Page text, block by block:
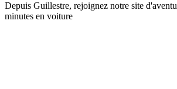
Depuis Guillestre, rejoignez notre site
minutes en voiture